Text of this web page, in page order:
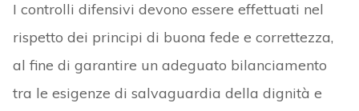
I controlli difensivi devono essere effettuati nel
rispetto dei principi di buona fede e correttezza,
al fine di garantire un adeguato bilanciamento
tra le esigenze di salvaguardia della dignità e